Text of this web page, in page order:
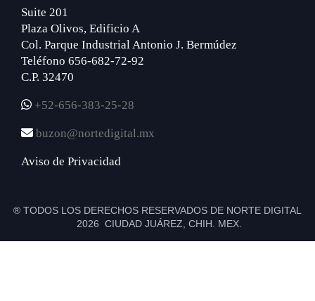
Suite 201
Plaza Olivos, Edificio A
Col. Parque Industrial Antonio J. Bermúdez
Teléfono 656-682-72-92
C.P. 32470
+52-656-383-25-28
buzon@nortedigital.mx
Aviso de Privacidad
® TODOS LOS DERECHOS RESERVADOS DE NORTE DIGITAL
2026 CIUDAD JUÁREZ, CHIH. MEX.